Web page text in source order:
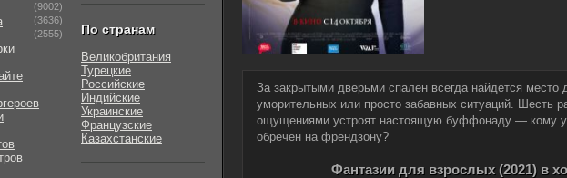
За закрытыми дверьми спален всегда найдется
уморительных или просто забавных ситуаций. Шесть
ощущениями устроят настоящую буффонаду — кому
обречен на френдзону?
Фантазии для взрослых (2021) в
(9002)
(3636)
(2555) По странам
Великобритания
Турецкие
Российские
Индийские
Украинские
Французские
Казахстанские